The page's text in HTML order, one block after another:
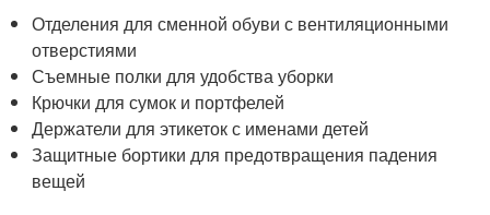
Отделения для сменной обуви с вентиляционными
отверстиями
Съемные полки для удобства уборки
Крючки для сумок и портфелей
Держатели для этикеток с именами детей
Защитные бортики для предотвращения падения
вещей